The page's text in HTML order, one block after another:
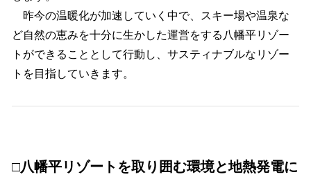
昨今の温暖化が加速していく中で、スキー場や温泉な
ど自然の恵みを十分に生かした運営をする八幡平リゾー
トができることとして行動し、サスティナブルなリゾー
トを目指していきます。
□八幡平リゾートを取り囲む環境と地熱発電に